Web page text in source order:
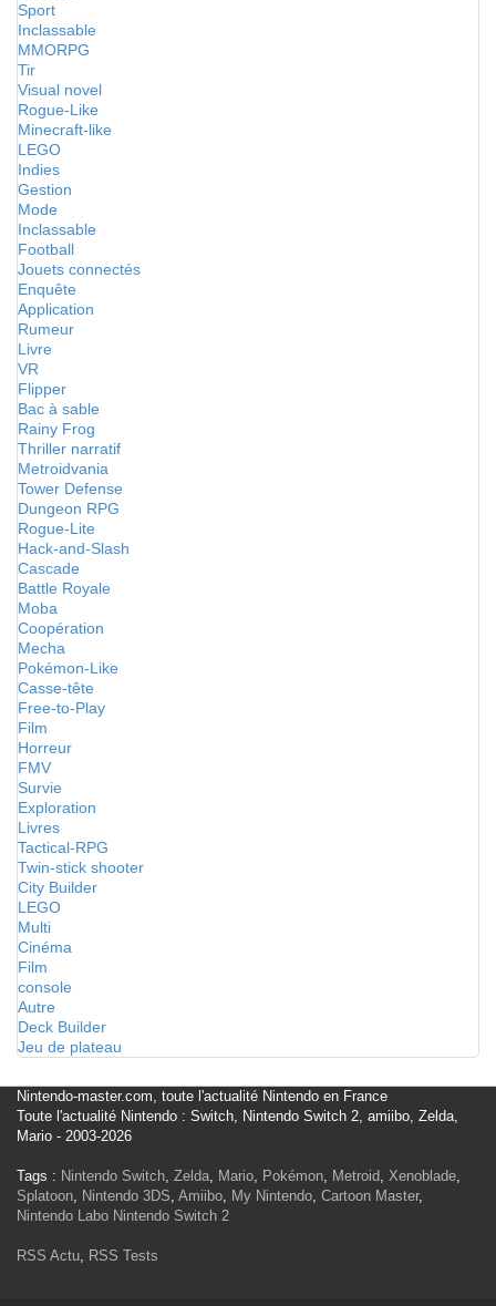
Sport
Inclassable
MMORPG
Tir
Visual novel
Rogue-Like
Minecraft-like
LEGO
Indies
Gestion
Mode
Inclassable
Football
Jouets connectés
Enquête
Application
Rumeur
Livre
VR
Flipper
Bac à sable
Rainy Frog
Thriller narratif
Metroidvania
Tower Defense
Dungeon RPG
Rogue-Lite
Hack-and-Slash
Cascade
Battle Royale
Moba
Coopération
Mecha
Pokémon-Like
Casse-tête
Free-to-Play
Film
Horreur
FMV
Survie
Exploration
Livres
Tactical-RPG
Twin-stick shooter
City Builder
LEGO
Multi
Cinéma
Film
console
Autre
Deck Builder
Jeu de plateau
Nintendo-master.com, toute l'actualité Nintendo en France
Toute l'actualité Nintendo : Switch, Nintendo Switch 2, amiibo, Zelda,
Mario - 2003-2026
Tags : Nintendo Switch, Zelda, Mario, Pokémon, Metroid, Xenoblade,
Splatoon, Nintendo 3DS, Amiibo, My Nintendo, Cartoon Master,
Nintendo Labo Nintendo Switch 2
RSS Actu, RSS Tests